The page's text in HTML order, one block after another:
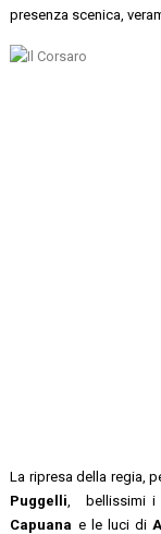
presenza scenica,
La ripresa della regia,
Puggelli , bellissimi
Capuana e le luci di